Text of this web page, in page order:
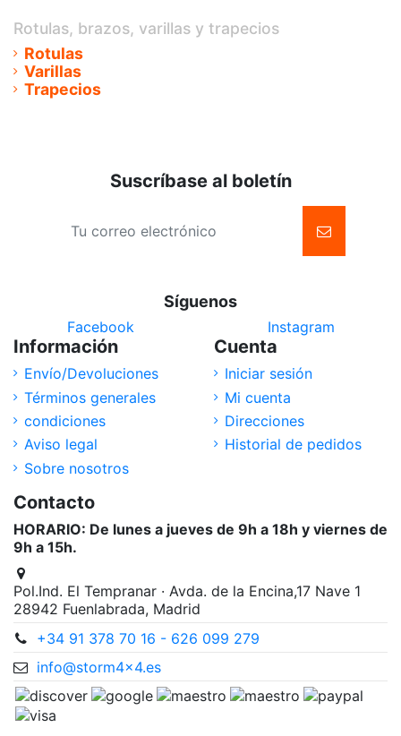
Rotulas, brazos, varillas y trapecios
Rotulas
Varillas
Trapecios
Suscríbase al boletín
Síguenos
Facebook Instagram
Información
Envío/Devoluciones
Términos generales
condiciones
Aviso legal
Sobre nosotros
Cuenta
Iniciar sesión
Mi cuenta
Direcciones
Historial de pedidos
Contacto
HORARIO: De lunes a jueves de 9h a 18h y viernes de
9h a 15h.
Pol.Ind. El Tempranar · Avda. de la Encina,17 Nave 1
28942 Fuenlabrada, Madrid
+34 91 378 70 16 - 626 099 279
info@storm4x4.es